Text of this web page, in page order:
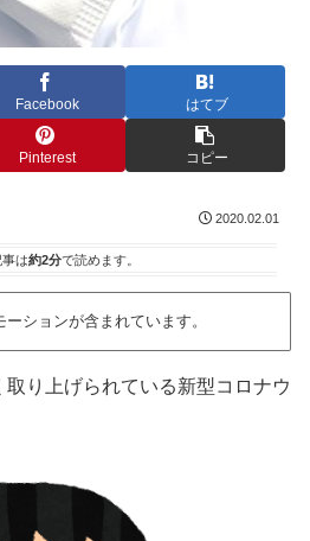
Facebook はてブ
Pinterest コピー
2020.02.01
事は約2分で読めます。
ションが含まれています。
り上げられている新型コロナウ